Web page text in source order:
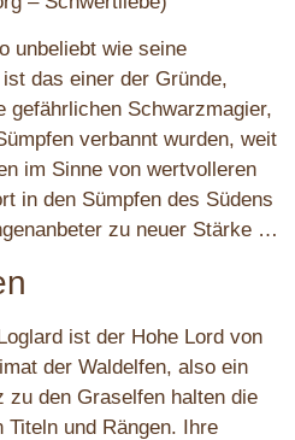
unbeliebt wie seine
das einer der Gründe,
gefährlichen Schwarzmagier,
verbannt wurden, weit
im Sinne von wertvolleren
in den Sümpfen des Südens
zu neuer Stärke …
ist der Hohe Lord von
der Waldelfen, also ein
zu den Graselfen halten die
und Rängen. Ihre